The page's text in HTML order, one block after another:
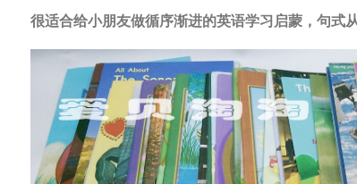
很适合给小朋友做循序渐进的英语学习启蒙，句式